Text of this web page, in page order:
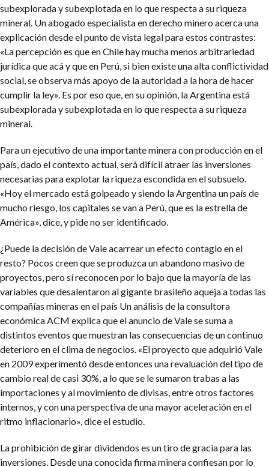
subexplorada y subexplotada en lo que respecta a su riqueza
mineral. Un abogado especialista en derecho minero acerca una
explicación desde el punto de vista legal para estos contrastes:
«La percepción es que en Chile hay mucha menos arbitrariedad
jurídica que acá y que en Perú, si bien existe una alta conflictividad
social, se observa más apoyo de la autoridad a la hora de hacer
cumplir la ley». Es por eso que, en su opinión, la Argentina está
subexplorada y subexplotada en lo que respecta a su riqueza
mineral.
Para un ejecutivo de una importante minera con producción en el
país, dado el contexto actual, será difícil atraer las inversiones
necesarias para explotar la riqueza escondida en el subsuelo.
«Hoy el mercado está golpeado y siendo la Argentina un país de
mucho riesgo, los capitales se van a Perú, que es la estrella de
América», dice, y pide no ser identificado.
¿Puede la decisión de Vale acarrear un efecto contagio en el
resto? Pocos creen que se produzca un abandono masivo de
proyectos, pero sí reconocen por lo bajo que la mayoría de las
variables que desalentaron al gigante brasileño aqueja a todas las
compañías mineras en el país Un análisis de la consultora
económica ACM explica que el anuncio de Vale se suma a
distintos eventos que muestran las consecuencias de un continuo
deterioro en el clima de negocios. «El proyecto que adquirió Vale
en 2009 experimentó desde entonces una revaluación del tipo de
cambio real de casi 30%, a lo que se le sumaron trabas a las
importaciones y al movimiento de divisas, entre otros factores
internos, y con una perspectiva de una mayor aceleración en el
ritmo inflacionario», dice el estudio.
La prohibición de girar dividendos es un tiro de gracia para las
inversiones. Desde una conocida firma minera confiesan por lo